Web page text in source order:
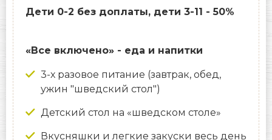
Дети 0-2 без доплаты, дети 3-11 - 50%
«Все включено» - еда и напитки
3-х разовое питание (завтрак, обед,
ужин "шведский стол")
Детский стол на «шведском столе»
Вкусняшки и легкие закуски весь день